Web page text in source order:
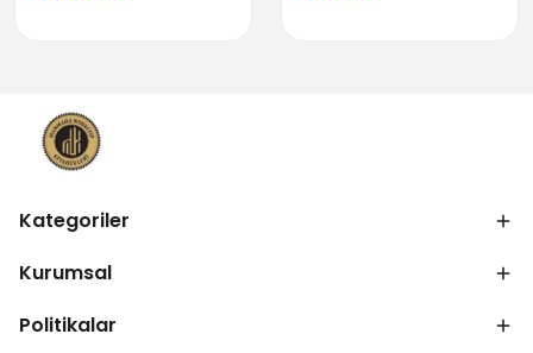
Kategoriler
Kurumsal
Politikalar